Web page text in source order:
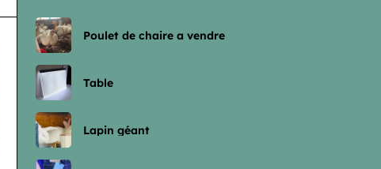
Poulet de chaire a vendre
Table
Lapin géant